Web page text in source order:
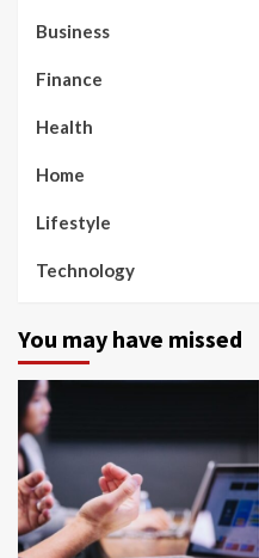
Business
Finance
Health
Home
Lifestyle
Technology
You may have missed